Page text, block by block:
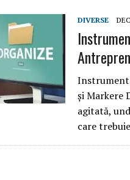
DIVERSE
și Markere
agitată,
care